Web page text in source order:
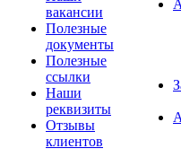
вакансии
Полезные
документы
Полезные
ссылки
Наши
реквизиты
Отзывы
клиентов